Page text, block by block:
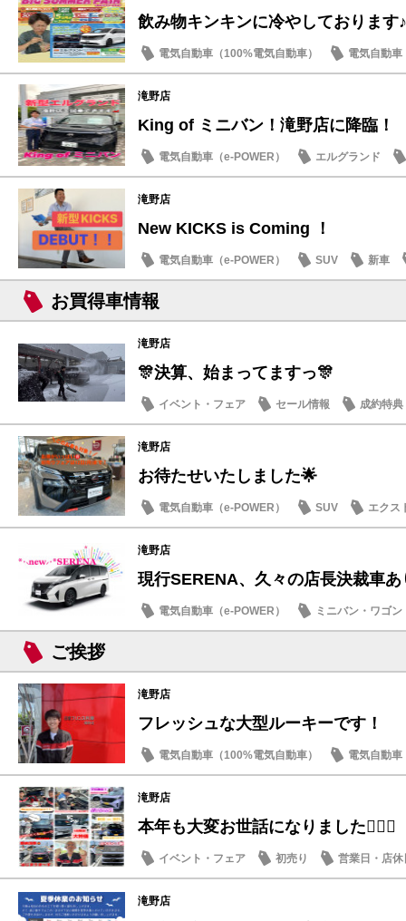
飲み物キンキンに冷やしております♪
電気自動車（100%電気自動車）
電気自動車
新車
イベント・フェア
滝野店
King of ミニバン！滝野店に降臨！
電気自動車（e-POWER） エルグランド
滝野店
New KICKS is Coming ！
電気自動車（e-POWER） SUV 新車
お買得車情報
滝野店
🎊決算、始まってますっ🎊
イベント・フェア セール情報 成約特典
滝野店
お待たせいたしました🌟
電気自動車（e-POWER） SUV
エクス
お買得車情報
滝野店
現行SERENA、久々の店長決裁車あ
電気自動車（e-POWER）
ミニバン・ワゴン
お買得車情報
ご挨拶
滝野店
フレッシュな大型ルーキーです！
電気自動車（100%電気自動車）
電気自動車
ご挨拶
スタッフ紹介
滝野店
本年も大変お世話になりました🙇🏻‍♀️
イベント・フェア 初売り 営業日・店休
滝野店